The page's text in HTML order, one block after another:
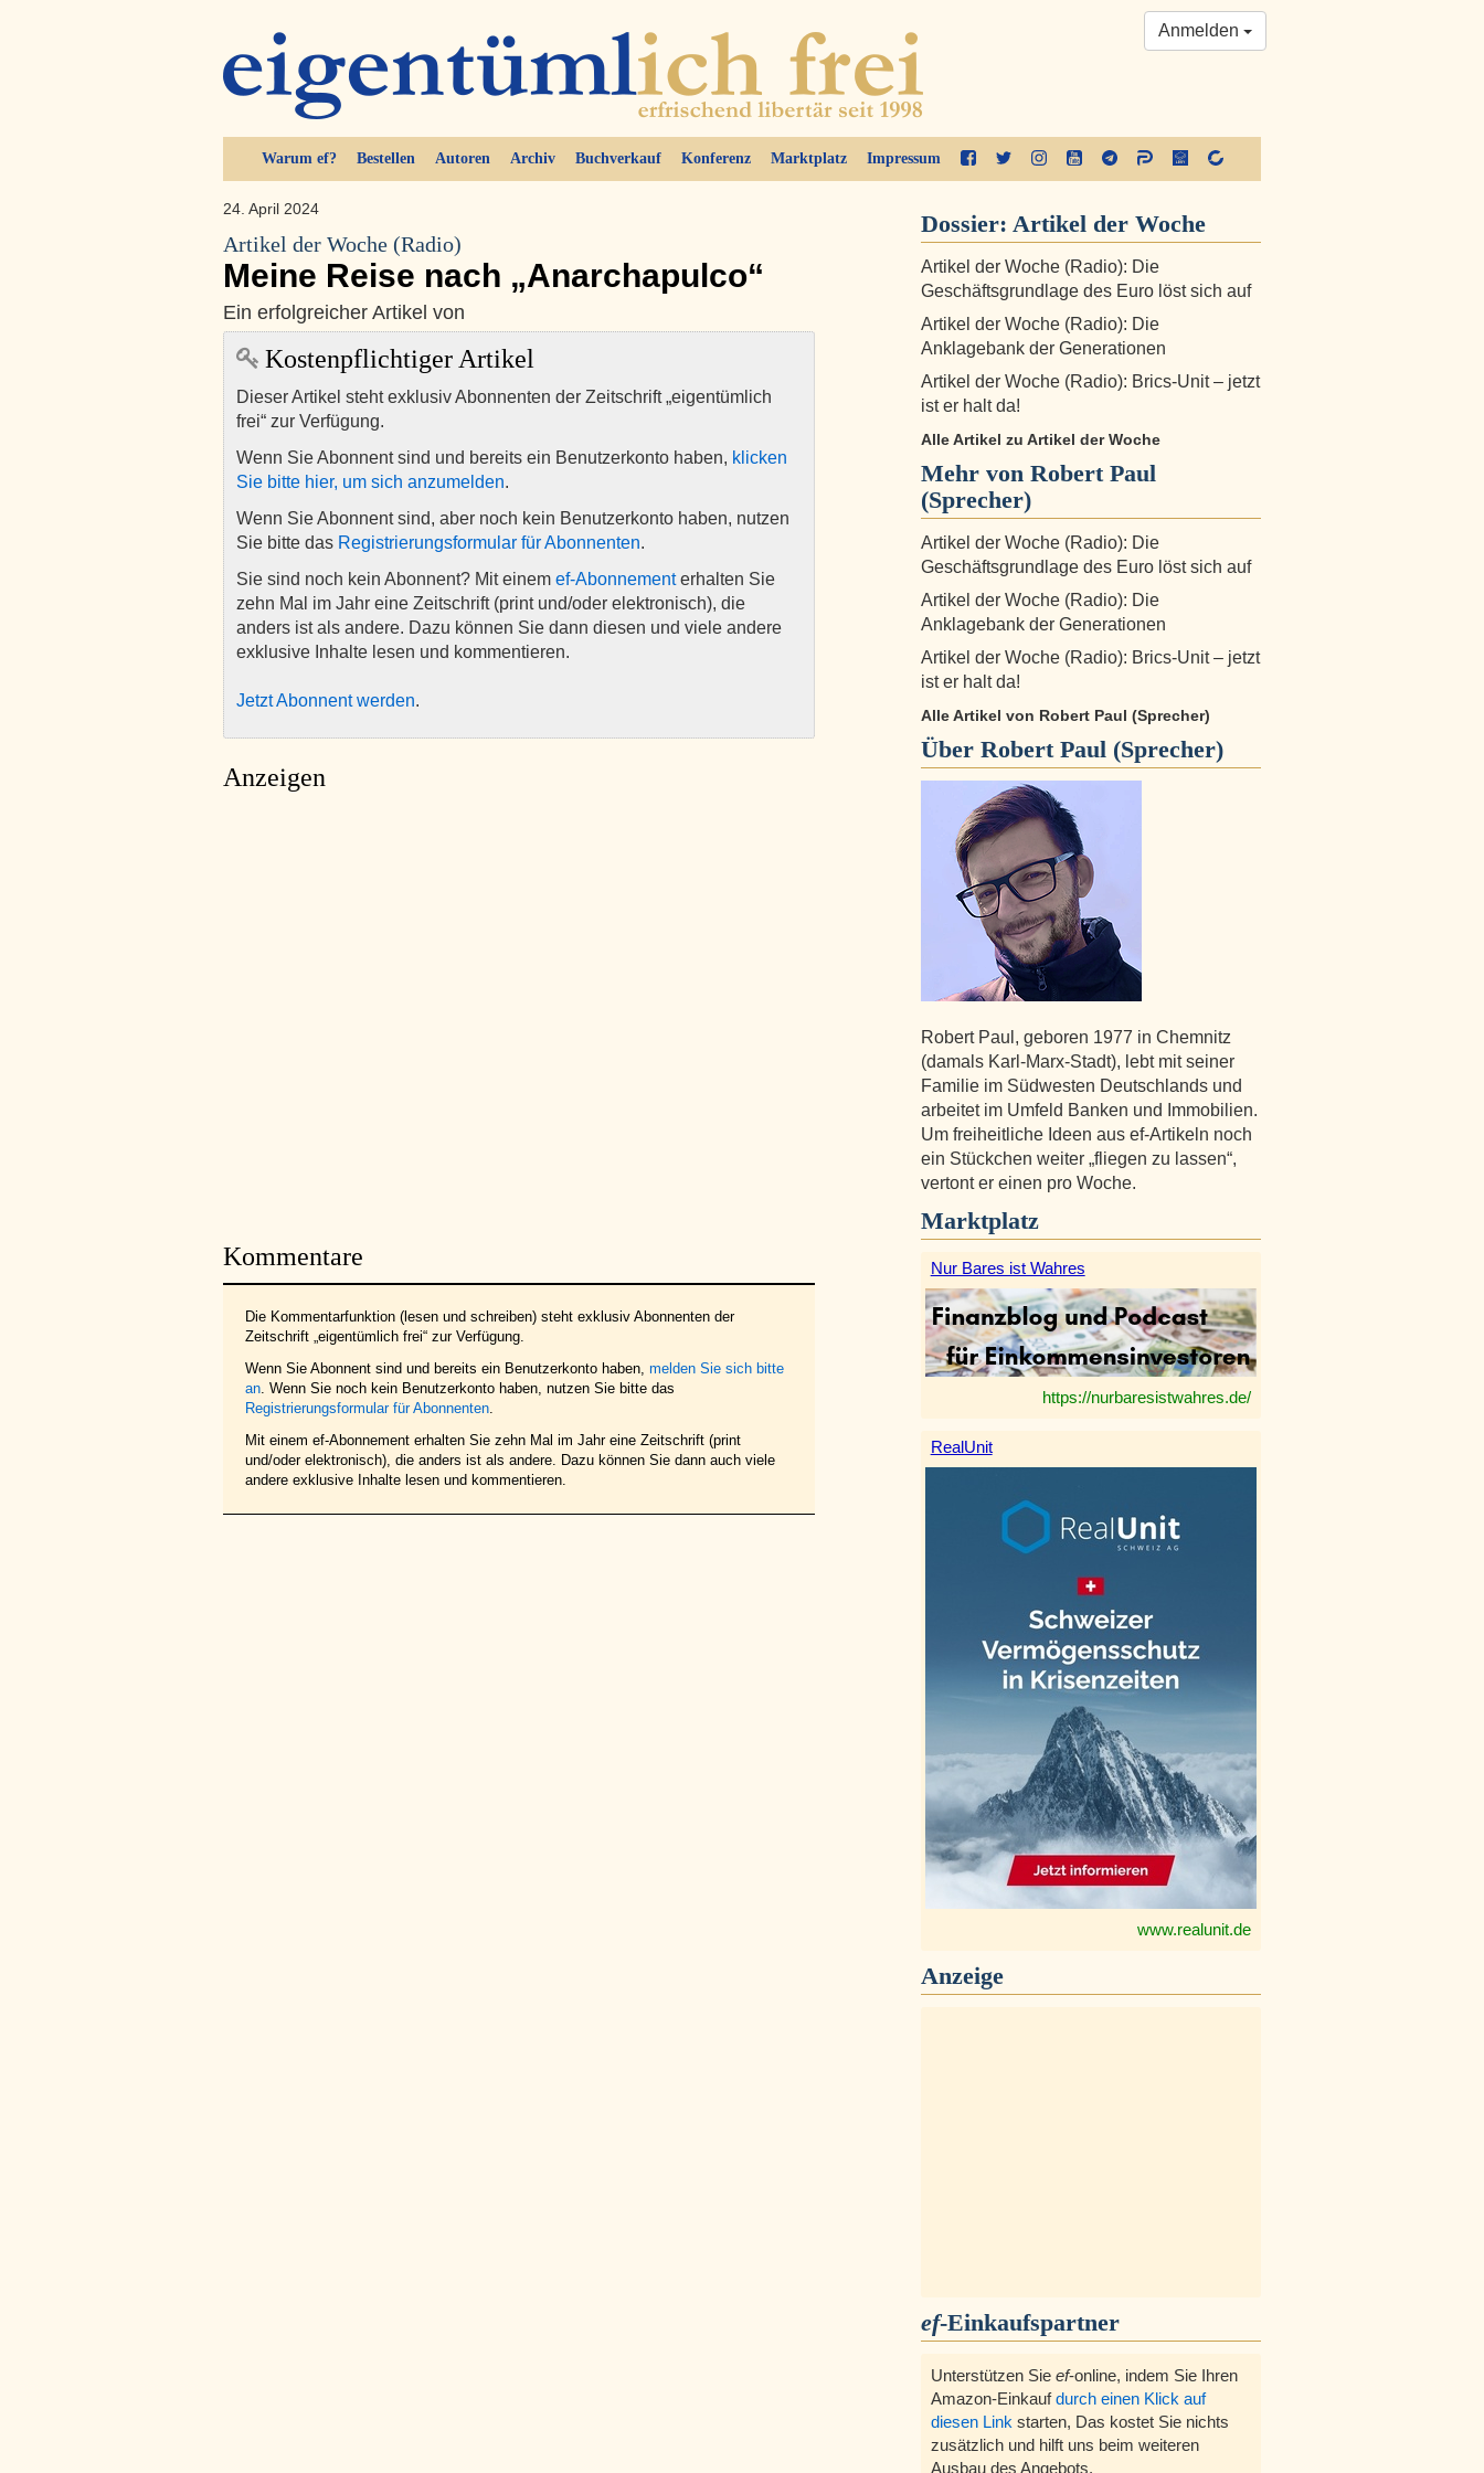
Warum ef? Bestellen Autoren Archiv Buchverkauf Konferenz Marktplatz Impressum
Anmelden
24. April 2024
Artikel der Woche (Radio)
Meine Reise nach „Anarchapulco“
Ein erfolgreicher Artikel von
Kostenpflichtiger Artikel
Dieser Artikel steht exklusiv Abonnenten der Zeitschrift „eigentümlich
frei“ zur Verfügung.
Wenn Sie Abonnent sind und bereits ein Benutzerkonto haben, klicken
Sie bitte hier, um sich anzumelden.
Wenn Sie Abonnent sind, aber noch kein Benutzerkonto haben, nutzen
Sie bitte das Registrierungsformular für Abonnenten.
Sie sind noch kein Abonnent? Mit einem ef-Abonnementerhalten Sie
zehn Mal im Jahr eine Zeitschrift (print und/oder elektronisch), die
anders ist als andere. Dazu können Sie dann diesen und viele andere
exklusive Inhalte lesen und kommentieren.
Jetzt Abonnent werden.
Anzeigen
Kommentare
Die Kommentarfunktion (lesen und schreiben) steht exklusiv Abonnenten der
Zeitschrift „eigentümlich frei“ zur Verfügung.
Wenn Sie Abonnent sind und bereits ein Benutzerkonto haben, melden Sie sich bitte
an. Wenn Sie noch kein Benutzerkonto haben, nutzen Sie bitte das
Registrierungsformular für Abonnenten.
Mit einem ef-Abonnement erhalten Sie zehn Mal im Jahr eine Zeitschrift (print
und/oder elektronisch), die anders ist als andere. Dazu können Sie dann auch viele
andere exklusive Inhalte lesen und kommentieren.
Dossier: Artikel der Woche
Artikel der Woche (Radio): Die
Geschäftsgrundlage des Euro löst sich auf
Artikel der Woche (Radio): Die
Anklagebank der Generationen
Artikel der Woche (Radio): Brics-Unit – jetzt
ist er halt da!
Alle Artikel zu Artikel der Woche
Mehr von Robert Paul
(Sprecher)
Artikel der Woche (Radio): Die
Geschäftsgrundlage des Euro löst sich auf
Artikel der Woche (Radio): Die
Anklagebank der Generationen
Artikel der Woche (Radio): Brics-Unit – jetzt
ist er halt da!
Alle Artikel von Robert Paul (Sprecher)
Über Robert Paul (Sprecher)
Robert Paul, geboren 1977 in Chemnitz
(damals Karl-Marx-Stadt), lebt mit seiner
Familie im Südwesten Deutschlands und
arbeitet im Umfeld Banken und Immobilien.
Um freiheitliche Ideen aus ef-Artikeln noch
ein Stückchen weiter „fliegen zu lassen“,
vertont er einen pro Woche.
Marktplatz
Nur Bares ist Wahres
https://nurbaresistwahres.de/
RealUnit
www.realunit.de
Anzeige
ef-Einkaufspartner
Unterstützen Sie ef-online, indem Sie Ihren
Amazon-Einkaufdurch einen Klick auf
diesen Link starten, Das kostet Sie nichts
zusätzlich und hilft uns beim weiteren
Ausbau des Angebots.